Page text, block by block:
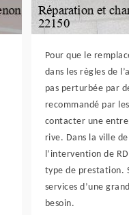
Pour que le
dans les règles de
pas perturbée par
recommandé par
contacter une
rive. Dans la ville
l’intervention de
type de prestation.
services d’une
besoin.